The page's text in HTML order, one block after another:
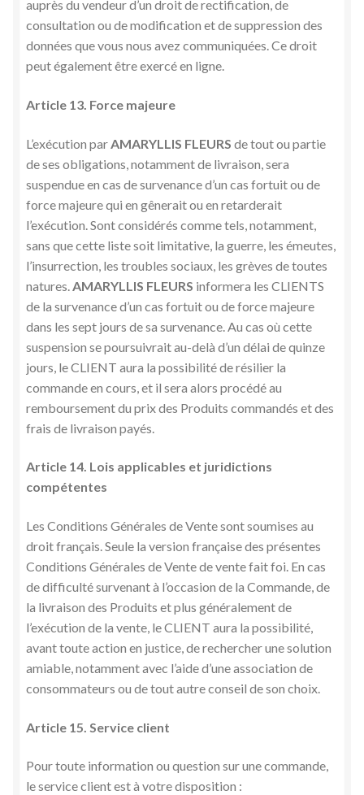
auprès du vendeur d’un droit de rectification, de
consultation ou de modification et de suppression des
données que vous nous avez communiquées. Ce droit
peut également être exercé en ligne.
Article 13. Force majeure
L’exécution par AMARYLLIS FLEURS de tout ou partie
de ses obligations, notamment de livraison, sera
suspendue en cas de survenance d’un cas fortuit ou de
force majeure qui en gênerait ou en retarderait
l’exécution. Sont considérés comme tels, notamment,
sans que cette liste soit limitative, la guerre, les émeutes,
l’insurrection, les troubles sociaux, les grèves de toutes
natures. AMARYLLIS FLEURS informera les CLIENTS
de la survenance d’un cas fortuit ou de force majeure
dans les sept jours de sa survenance. Au cas où cette
suspension se poursuivrait au-delà d’un délai de quinze
jours, le CLIENT aura la possibilité de résilier la
commande en cours, et il sera alors procédé au
remboursement du prix des Produits commandés et des
frais de livraison payés.
Article 14. Lois applicables et juridictions
compétentes
Les Conditions Générales de Vente sont soumises au
droit français. Seule la version française des présentes
Conditions Générales de Vente de vente fait foi. En cas
de difficulté survenant à l’occasion de la Commande, de
la livraison des Produits et plus généralement de
l’exécution de la vente, le CLIENT aura la possibilité,
avant toute action en justice, de rechercher une solution
amiable, notamment avec l’aide d’une association de
consommateurs ou de tout autre conseil de son choix.
Article 15. Service client
Pour toute information ou question sur une commande,
le service client est à votre disposition :